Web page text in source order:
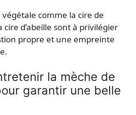
végétale comme la cire de
cire d’abeille sont à privilégier
propre et une empreinte
la mèche de
garantir une belle